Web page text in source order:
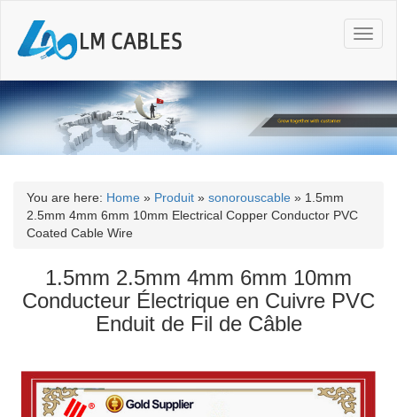
T
o
g
l
n
a
n
You are here: Home » Produit » sonorouscable » 1.5mm
2.5mm 4mm 6mm 10mm Electrical Copper Conductor PVC
Coated Cable Wire
1.5mm 2.5mm 4mm 6mm 10mm
Conducteur Électrique en Cuivre PVC
Enduit de Fil de Câble